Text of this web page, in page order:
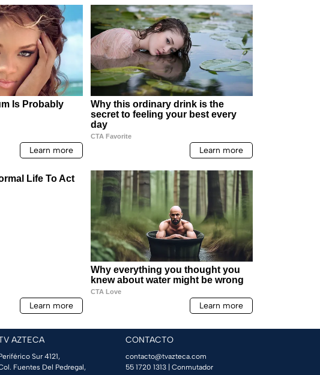
AZTECA
Sur 4121,
Fuentes Del Pedregal,
CONTACTO
contacto@tvazteca.com
55 1720 1313 | Conmutador